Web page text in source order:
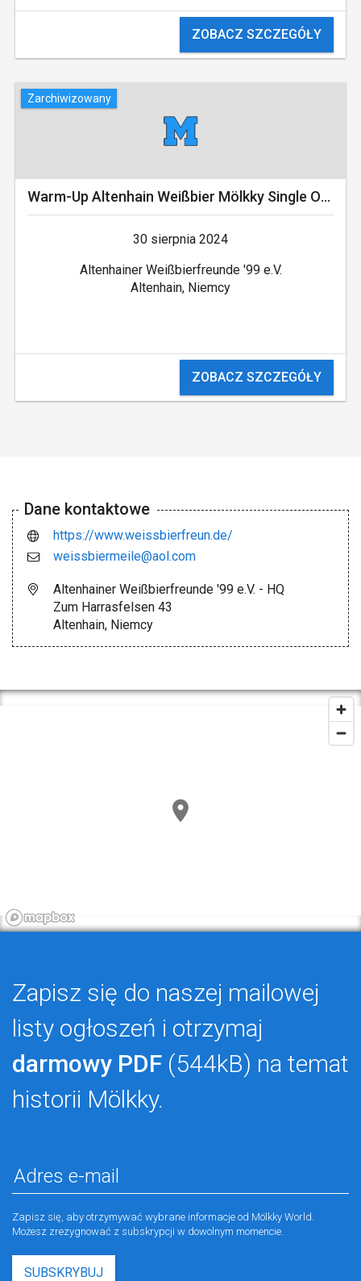
ZOBACZ SZCZEGÓŁY
Zarchiwizowany
Warm-Up Altenhain Weißbier Mölkky Single Open 2024
30 sierpnia 2024
Altenhainer Weißbierfreunde '99 e.V.
Altenhain, Niemcy
ZOBACZ SZCZEGÓŁY
Dane kontaktowe
https://www.weissbierfreun.de/
weissbiermeile@aol.com
Altenhainer Weißbierfreunde '99 e.V. - HQ
Zum Harrasfelsen 43
Altenhain, Niemcy
Zapisz się do naszej mailowej
listy ogłoszeń i otrzymaj
darmowy PDF (544kB) na temat
historii Mölkky.
Zapisz się, aby otrzymywać wybrane informacje od Mölkky World.
Możesz zrezygnować z subskrypcji w dowolnym momencie.
SUBSKRYBUJ